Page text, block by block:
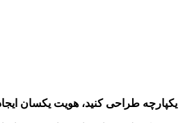
یکپارچه طراحی کنید، هویت یکسان